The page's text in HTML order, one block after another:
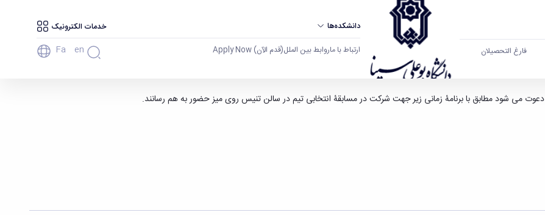
فارغ التحصیلان
دانشکده‌ها خدمات الکترونیک
ارتباط با ماروابط بین الملل(قدم الآن) Apply Now Fa En
بوعلی سینا همدان
می شود مطابق با برنامۀ زمانی زیر جهت شرکت در مسابقۀ انتخابی تیم در سالن تنیس روی میز حضور به هم رسانند.